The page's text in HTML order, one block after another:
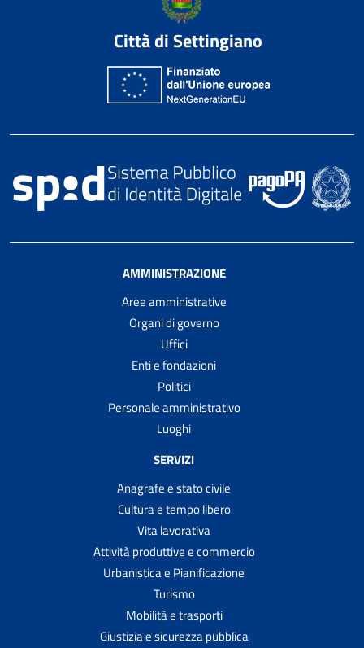
Città di Settingiano
AMMINISTRAZIONE
Aree amministrative
Organi di governo
Uffici
Enti e fondazioni
Politici
Personale amministrativo
Luoghi
SERVIZI
Anagrafe e stato civile
Cultura e tempo libero
Vita lavorativa
Attività produttive e commercio
Urbanistica e Pianificazione
Turismo
Mobilità e trasporti
Giustizia e sicurezza pubblica